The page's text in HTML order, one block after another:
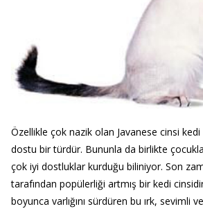
Özellikle çok nazik olan Javanese cinsi kedi
dostu bir türdür. Bununla da birlikte
çok iyi dostluklar kurduğu biliniyor. Son
tarafından popülerliği artmış bir kedi
boyunca varlığını sürdüren bu ırk, sevimli